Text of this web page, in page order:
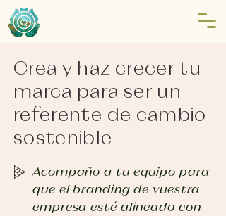
Crea y haz crecer tu
marca para ser un
referente de cambio
sostenible
Acompaño a tu equipo para
que el branding de vuestra
empresa esté alineado con